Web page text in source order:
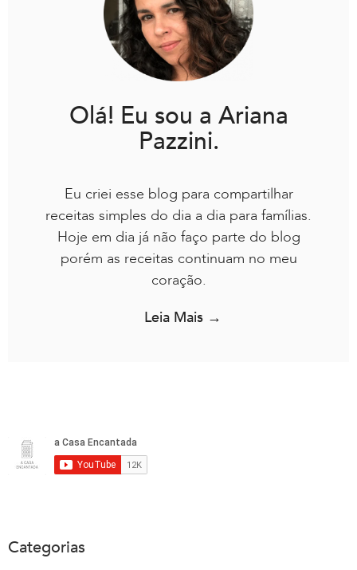
Olá! Eu sou a Ariana
Pazzini.
Eu criei esse blog para compartilhar
receitas simples do dia a dia para famílias.
Hoje em dia já não faço parte do blog
porém as receitas continuam no meu
coração.
Leia Mais →
Categorias